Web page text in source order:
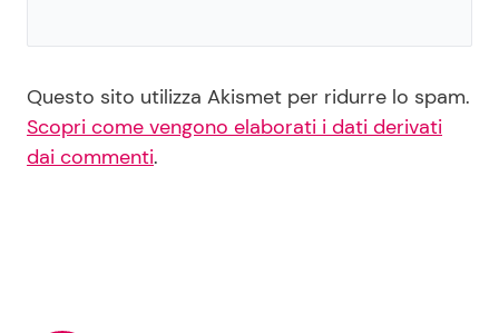
Questo sito utilizza Akismet per ridurre lo spam.
Scopri come vengono elaborati i dati derivati
dai commenti.